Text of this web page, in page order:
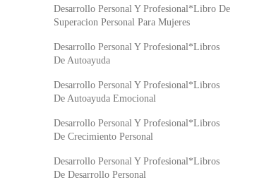
Desarrollo Personal Y Profesional*Libro De
Superacion Personal Para Mujeres
Desarrollo Personal Y Profesional*Libros
De Autoayuda
Desarrollo Personal Y Profesional*Libros
De Autoayuda Emocional
Desarrollo Personal Y Profesional*Libros
De Crecimiento Personal
Desarrollo Personal Y Profesional*Libros
De Desarrollo Personal